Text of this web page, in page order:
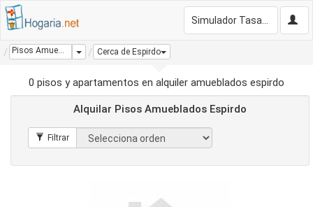
Pisos Amueblados Espirdo Dropdown
Cerca de Espirdo
0 pisos y apartamentos en alquiler amueblados espirdo
Alquilar Pisos Amueblados Espirdo